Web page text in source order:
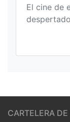
El cine de
CARTELERA DE